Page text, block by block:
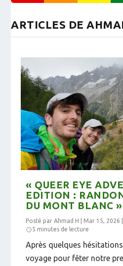
ARTICLES DE
« QUEER EYE
EDITION :
DU MONT BLANC »
Posté parAhmad H Mar 15, 2026
5 minutes de lecture
Après quelques
voyage pour fêter notre